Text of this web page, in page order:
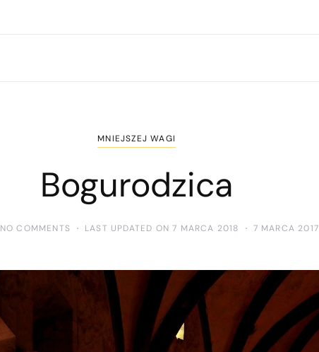
MNIEJSZEJ WAGI
Bogurodzica
NO COMMENTS LAST UPDATED ON 7 MARCA 2018 7 MARCA 2017